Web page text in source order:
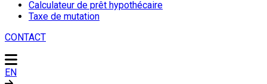
Calculateur de prêt hypothécaire
Taxe de mutation
CONTACT
EN